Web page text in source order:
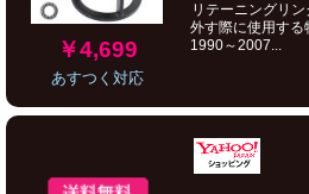
￥4,699
あすつく対応
リテーニングリ
外す際に使用する
1990～2007...